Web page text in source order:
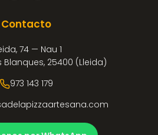
Contacto
74 — Nau 1
Blanques, 25400 (Lleida)
973 143 179